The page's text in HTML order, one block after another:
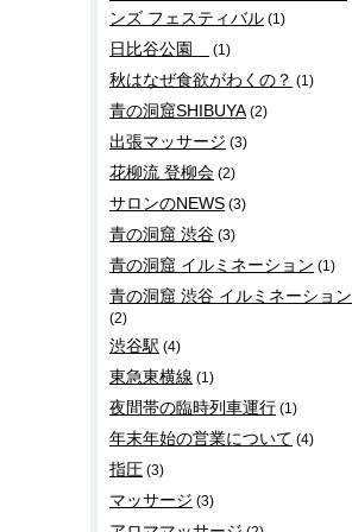
ンズ フェスティバル (1)
日比谷公園 (1)
秋はなぜ食欲がわくの？ (1)
青の洞窟SHIBUYA(2)
出張マッサージ (3)
花柳流 登柳会 (2)
サロンのNEWS (3)
青の洞窟 渋谷 (3)
青の洞窟 イルミネーション (1)
青の洞窟 渋谷 イルミネーション
(2)
渋谷駅 (4)
東急東横線 (1)
夜間帯の臨時列車運行 (1)
年末年始の営業について (4)
指圧 (3)
マッサージ (3)